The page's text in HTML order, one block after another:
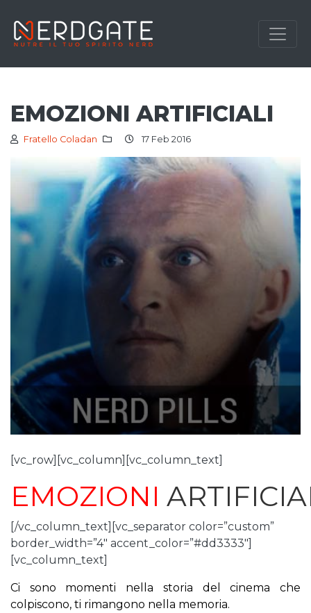
EMOZIONI ARTIFICIALI
Fratello Coladan 17 Feb 2016
[vc_row][vc_column][vc_column_text]
EMOZIONI
[/vc_column_text][vc_separator color=”custom”
border_width=”4″ accent_color=”#dd3333″]
[vc_column_text]
Ci sono momenti nella storia del cinema che
colpiscono, ti rimangono nella memoria.